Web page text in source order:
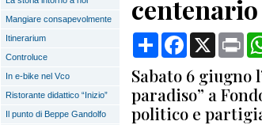
Mangiare consapevolmente
Itinerarium
Controluce
In e-bike nel Vco
Ristorante didattico “Inizio”
Il punto di Beppe Gandolfo
CondividiFacebook
X
Sabato 6
paradiso” a
politico e